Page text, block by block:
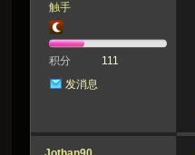
触手
积分
111
发消息